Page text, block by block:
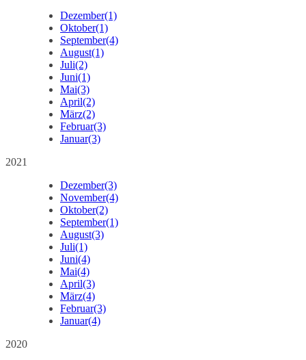
Dezember(1)
Oktober(1)
September(4)
August(1)
Juli(2)
Juni(1)
Mai(3)
April(2)
März(2)
Februar(3)
Januar(3)
2021
Dezember(3)
November(4)
Oktober(2)
September(1)
August(3)
Juli(1)
Juni(4)
Mai(4)
April(3)
März(4)
Februar(3)
Januar(4)
2020